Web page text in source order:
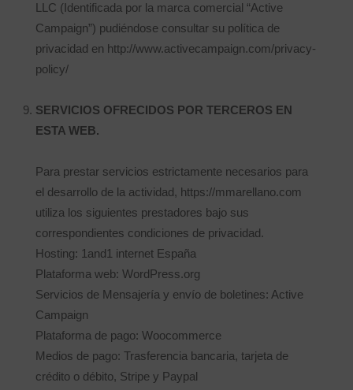
LLC (Identificada por la marca comercial “Active
Campaign”) pudiéndose consultar su política de
privacidad en http://www.activecampaign.com/privacy-
policy/
SERVICIOS OFRECIDOS POR TERCEROS EN
ESTA WEB.
Para prestar servicios estrictamente necesarios para
el desarrollo de la actividad, https://mmarellano.com
utiliza los siguientes prestadores bajo sus
correspondientes condiciones de privacidad.
Hosting: 1and1 internet España
Plataforma web: WordPress.org
Servicios de Mensajería y envío de boletines: Active
Campaign
Plataforma de pago: Woocommerce
Medios de pago: Trasferencia bancaria, tarjeta de
crédito o débito, Stripe y Paypal